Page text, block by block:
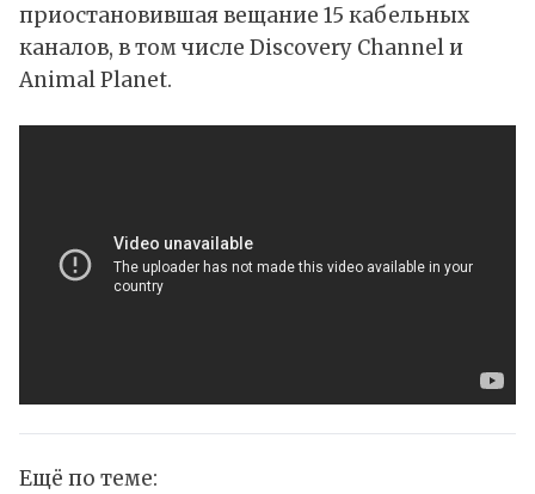
приостановившая вещание 15 кабельных
каналов, в том числе Discovery Channel и
Animal Planet.
Ещё по теме: